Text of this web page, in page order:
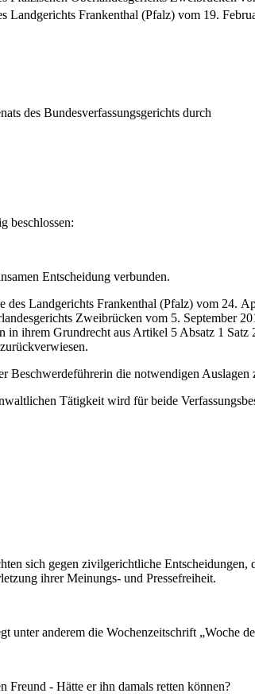
Landgerichts Frankenthal (Pfalz) vom 19.
des Bundesverfassungsgerichts durch
beschlossen:
Entscheidung verbunden.
des Landgerichts Frankenthal (Pfalz) vom 24.
Zweibrücken vom 5.
in ihrem Grundrecht aus Artikel 5 Absatz 1
Beschwerdeführerin die notwendigen Auslagen
Tätigkeit wird für beide
sich gegen zivilgerichtliche
ihrer Meinungs- und Pressefreiheit.
unter anderem die Wochenzeitschrift „Woche
Freund - Hätte er ihn damals retten können?